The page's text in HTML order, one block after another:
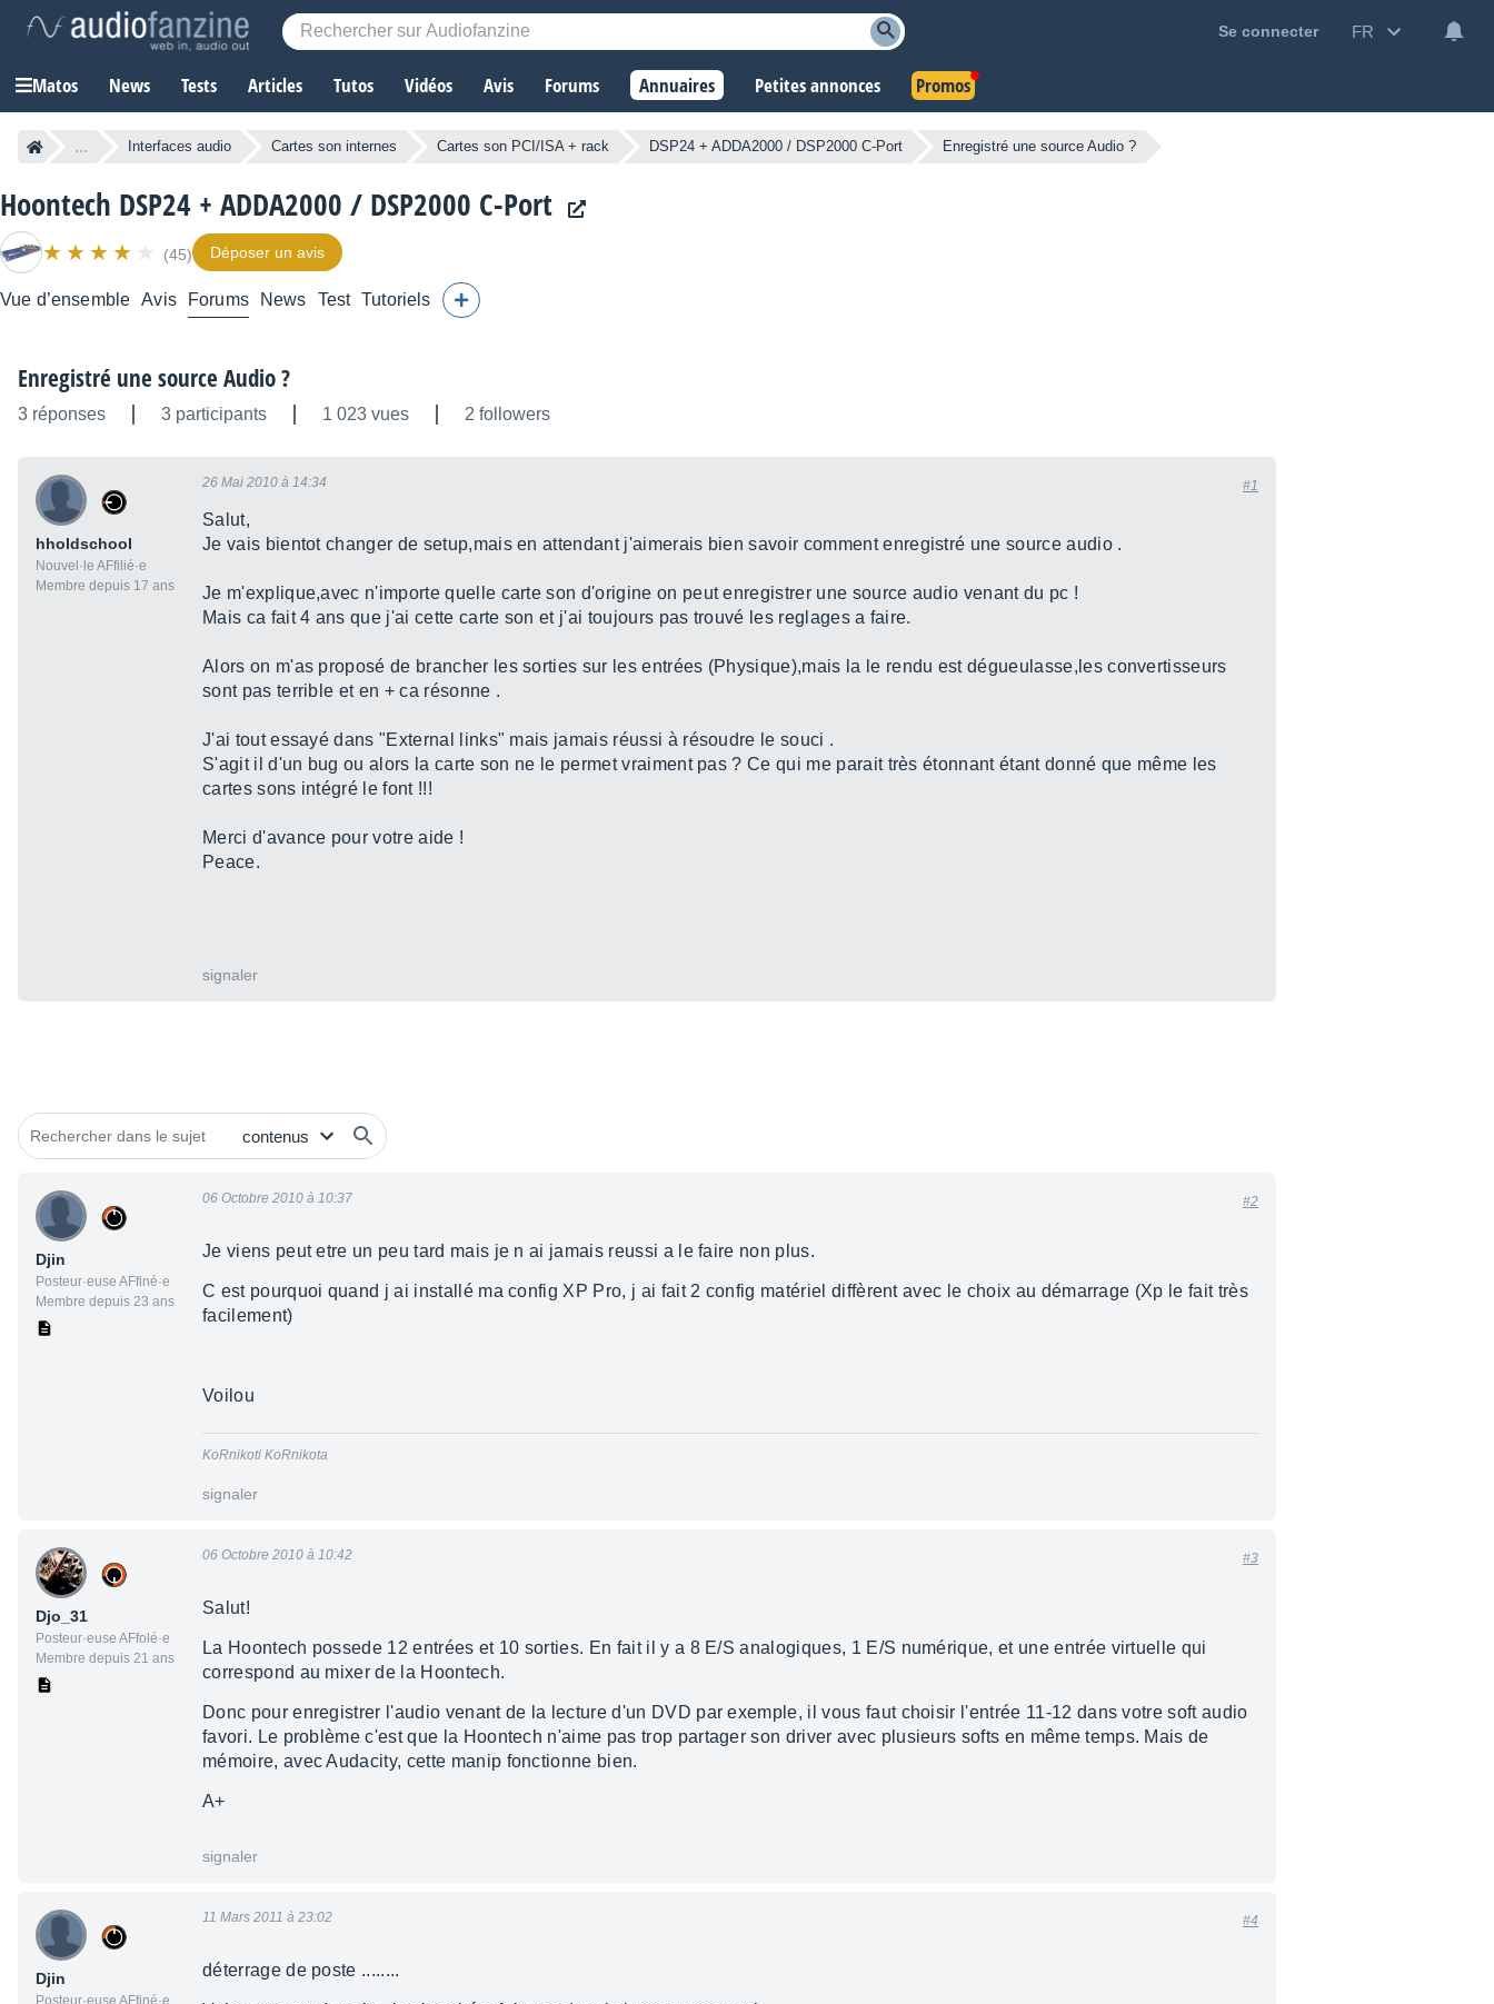
Se connecter FR
Matos News Tests Articles Tutos Vidéos Avis Forums Annuaires Petites annonces Promos
... Interfaces audio Cartes son internes Cartes son PCI/ISA + rack DSP24 + ADDA2000 / DSP2000 C-Port Enregistré une source Audio ?
Hoontech DSP24 + ADDA2000 / DSP2000 C-Port
(45) Déposer un avis
Vue d’ensemble Avis Forums News Test Tutoriels
Enregistré une source Audio ?
3 réponses 3 participants 1 023 vues 2 followers
hholdschool
Nouvel·le AFfilié·e
Membre depuis 17 ans
26 Mai 2010 à 14:34 #1
Salut,
Je vais bientot changer de setup,mais en attendant j'aimerais bien savoir comment enregistré une source audio .
Je m'explique,avec n'importe quelle carte son d'origine on peut enregistrer une source audio venant du pc !
Mais ca fait 4 ans que j'ai cette carte son et j'ai toujours pas trouvé les reglages a faire.
Alors on m'as proposé de brancher les sorties sur les entrées (Physique),mais la le rendu est dégueulasse,les convertisseurs
sont pas terrible et en + ca résonne .
J'ai tout essayé dans "External links" mais jamais réussi à résoudre le souci .
S'agit il d'un bug ou alors la carte son ne le permet vraiment pas ? Ce qui me parait très étonnant étant donné que même les
cartes sons intégré le font !!!
Merci d'avance pour votre aide !
Peace.
signaler
Djin
Posteur·euse AFfiné·e
Membre depuis 23 ans
06 Octobre 2010 à 10:37 #2
Je viens peut etre un peu tard mais je n ai jamais reussi a le faire non plus.
C est pourquoi quand j ai installé ma config XP Pro, j ai fait 2 config matériel diffèrent avec le choix au démarrage (Xp le fait très
facilement)
Voilou
KoRnikoti KoRnikota
signaler
Djo_31
Posteur·euse AFfolé·e
Membre depuis 21 ans
06 Octobre 2010 à 10:42 #3
Salut!
La Hoontech possede 12 entrées et 10 sorties. En fait il y a 8 E/S analogiques, 1 E/S numérique, et une entrée virtuelle qui
correspond au mixer de la Hoontech.
Donc pour enregistrer l'audio venant de la lecture d'un DVD par exemple, il vous faut choisir l'entrée 11-12 dans votre soft audio
favori. Le problème c'est que la Hoontech n'aime pas trop partager son driver avec plusieurs softs en même temps. Mais de
mémoire, avec Audacity, cette manip fonctionne bien.
A+
signaler
Djin
11 Mars 2011 à 23:02 #4
déterrage de poste ........